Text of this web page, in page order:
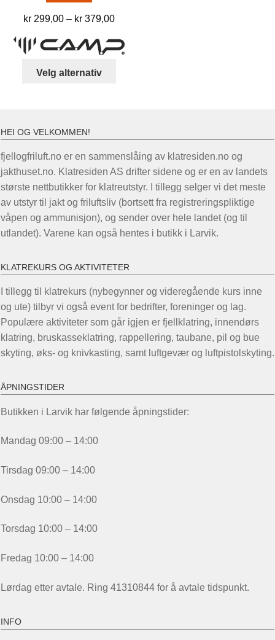
kr 299,00 – kr 379,00Prisområde:
til
Velg alternativ
Alternativene
kan
velges
på
produktsiden
HEI OG VELKOMMEN!
fjellogfriluft.no er en sammenslåing av klatresiden.no og
jakthuset.no. Klatresiden AS drifter sidene og er en av landets
største nettbutikker for klatreutstyr. I tillegg selger vi det meste
av utstyr til jakt og friluftsliv (bortsett fra registreringspliktige
våpen og ammunisjon), og sender over hele landet (og til
utlandet). Varene kan også hentes i butikk i Larvik.
KLATREKURS OG AKTIVITETER
I tillegg til klatrekurs (nybegynner og videregående kurs inne
og ute) tilbyr vi også event for bedrifter, foreninger og lag.
Populære aktiviteter som går igjen er fjellklatring, innendørs
klatring, bruskasseklatring, rappellering, taubane, pil og bue
skyting, øks- og knivkasting, samt luftgevær og luftpistolskyting.
ÅPNINGSTIDER
Butikken i Larvik har følgende åpningstider:
Mandag 09:00 – 14:00
Tirsdag 09:00 – 14:00
Onsdag 10:00 – 14:00
Torsdag 10:00 – 14:00
Fredag 10:00 – 14:00
Lørdag etter avtale. Ring 41310844 for å avtale tidspunkt.
INFO